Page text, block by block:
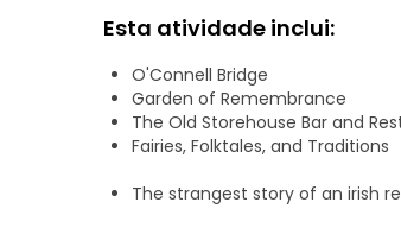
Conduzido por um guia turístico
Guide Collective, este passeio
Esta atividade inclui:
O'Connell Bridge
Garden of Remembrance
The Old Storehouse Bar and
Fairies, Folktales, and Traditions
The strangest story of an irish